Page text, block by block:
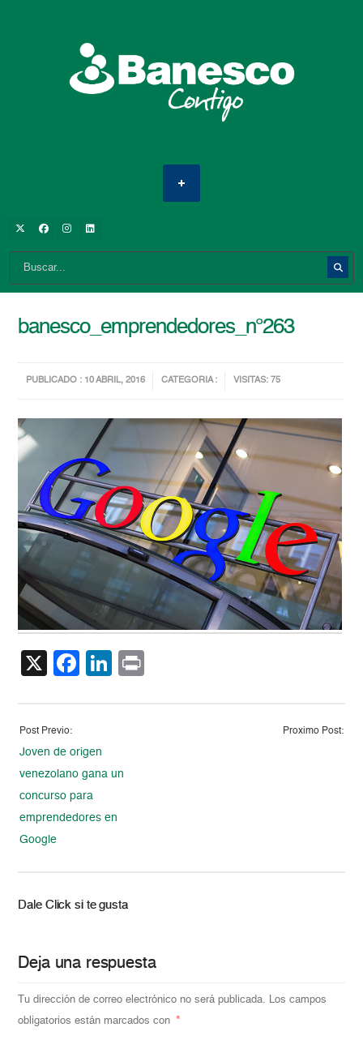
banesco_emprendedores_n°263
PUBLICADO : 10 ABRIL, 2016 CATEGORIA : VISITAS: 75
X Facebook
LinkedIn
Post Previo:
Joven de origen
venezolano gana un
concurso para
emprendedores en
Google
Proximo Post:
Dale Click si te gusta
Deja una respuesta
Tu dirección de correo electrónico no será publicada. Los campos
obligatorios están marcados con *